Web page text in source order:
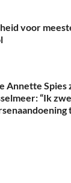
voor
Annette
“Ik